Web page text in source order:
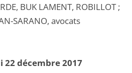
BUK LAMENT, ROBILLOT ;
SARANO, avocats
décembre 2017